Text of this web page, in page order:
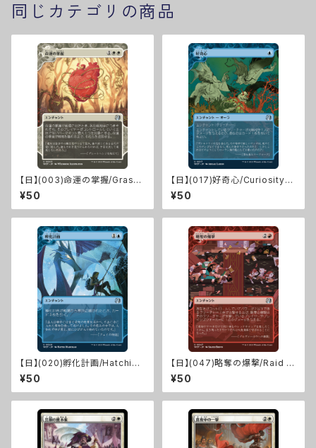
同じカテゴリの商品
【日】(003)命運の掌握/Grasp
of Fate [WOT]
¥50
【日】(017)好奇心/Curiosity
[WOT]
¥50
【日】(020)孵化計画/Hatching
Plans [WOT]
¥50
【日】(047)略奪の爆撃/Raid B
ombardment [WOT]
¥50